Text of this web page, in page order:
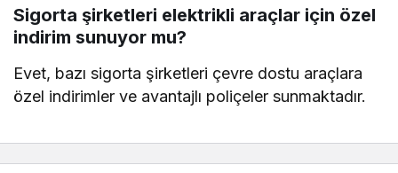
Sigorta şirketleri elektrikli araçlar için özel
indirim sunuyor mu?
Evet, bazı sigorta şirketleri çevre dostu araçlara
özel indirimler ve avantajlı poliçeler sunmaktadır.